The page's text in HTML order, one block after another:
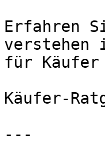
Erfahren
verstehen
für Käufer
Käufer-
---